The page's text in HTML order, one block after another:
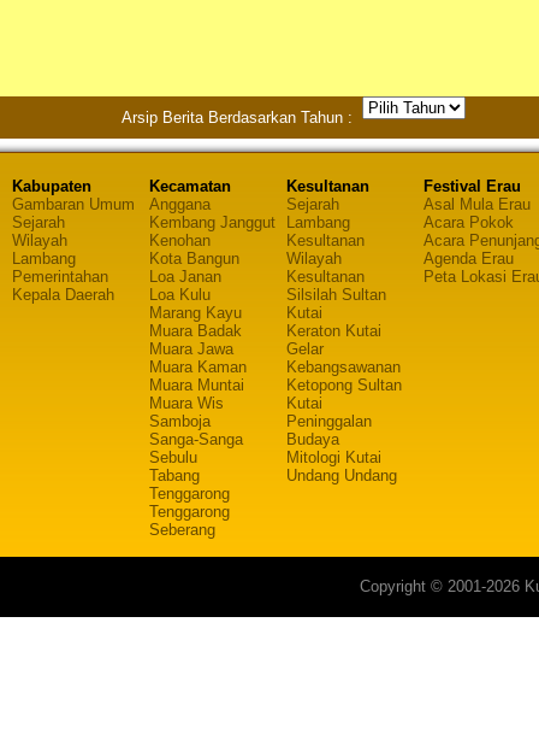
Arsip Berita Berdasarkan Tahun :
Kabupaten
Gambaran Umum
Sejarah
Wilayah
Lambang
Pemerintahan
Kepala Daerah
Kecamatan
Anggana
Kembang Janggut
Kenohan
Kota Bangun
Loa Janan
Loa Kulu
Marang Kayu
Muara Badak
Muara Jawa
Muara Kaman
Muara Muntai
Muara Wis
Samboja
Sanga-Sanga
Sebulu
Tabang
Tenggarong
Tenggarong
Seberang
Kesultanan
Sejarah
Lambang
Kesultanan
Wilayah
Kesultanan
Silsilah Sultan
Kutai
Keraton Kutai
Gelar
Kebangsawanan
Ketopong Sultan
Kutai
Peninggalan
Budaya
Mitologi Kutai
Undang Undang
Festival Erau
Asal Mula Erau
Acara Pokok
Acara
Agenda Erau
Peta Lokasi
Copyright © 2001-2026